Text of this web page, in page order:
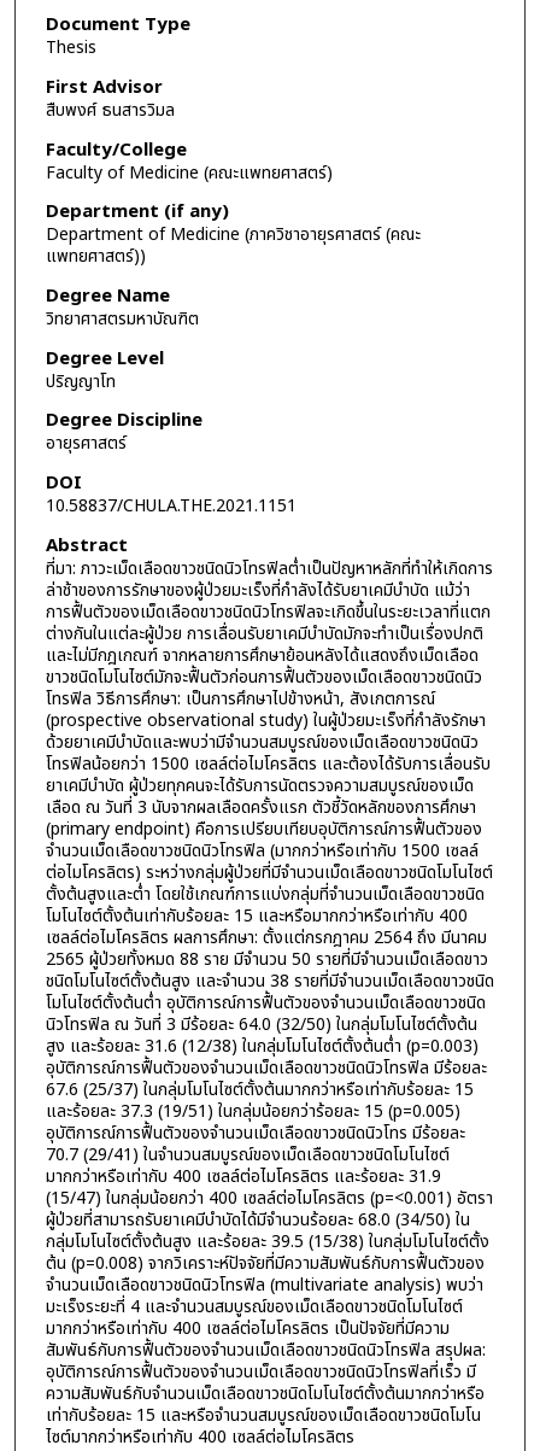
Document Type
Thesis
First Advisor
สืบพงศ์ ธนสารวิมล
Faculty/College
Faculty of Medicine (คณะแพทยศาสตร์)
Department (if any)
Department of Medicine (ภาควิชาอายุรศาสตร์ (คณะ
แพทยศาสตร์))
Degree Name
วิทยาศาสตรมหาบัณฑิต
Degree Level
ปริญญาโท
Degree Discipline
อายุรศาสตร์
DOI
10.58837/CHULA.THE.2021.1151
Abstract
ที่มา: ภาวะเม็ดเลือดขาวชนิดนิวโทรฟิลต่ำเป็นปัญหาหลักที่ทำให้เกิดการ
ล่าช้าของการรักษาของผู้ป่วยมะเร็งที่กำลังได้รับยาเคมีบำบัด แม้ว่า
การฟื้นตัวของเม็ดเลือดขาวชนิดนิวโทรฟิลจะเกิดขึ้นในระยะเวลาที่แตก
ต่างกันในแต่ละผู้ป่วย การเลื่อนรับยาเคมีบำบัดมักจะทำเป็นเรื่องปกติ
และไม่มีกฎเกณฑ์ จากหลายการศึกษาย้อนหลังได้แสดงถึงเม็ดเลือด
ขาวชนิดโมโนไซต์มักจะฟื้นตัวก่อนการฟื้นตัวของเม็ดเลือดขาวชนิดนิว
โทรฟิล วิธีการศึกษา: เป็นการศึกษาไปข้างหน้า, สังเกตการณ์
(prospective observational study) ในผู้ป่วยมะเร็งที่กำลังรักษา
ด้วยยาเคมีบำบัดและพบว่ามีจำนวนสมบูรณ์ของเม็ดเลือดขาวชนิดนิว
โทรฟิลน้อยกว่า 1500 เซลล์ต่อไมโครลิตร และต้องได้รับการเลื่อนรับ
ยาเคมีบำบัด ผู้ป่วยทุกคนจะได้รับการนัดตรวจความสมบูรณ์ของเม็ด
เลือด ณ วันที่ 3 นับจากผลเลือดครั้งแรก ตัวชี้วัดหลักของการศึกษา
(primary endpoint) คือการเปรียบเทียบอุบัติการณ์การฟื้นตัวของ
จำนวนเม็ดเลือดขาวชนิดนิวโทรฟิล (มากกว่าหรือเท่ากับ 1500 เซลล์
ต่อไมโครลิตร) ระหว่างกลุ่มผู้ป่วยที่มีจำนวนเม็ดเลือดขาวชนิดโมโนไซต์
ตั้งต้นสูงและต่ำ โดยใช้เกณฑ์การแบ่งกลุ่มที่จำนวนเม็ดเลือดขาวชนิด
โมโนไซต์ตั้งต้นเท่ากับร้อยละ 15 และหรือมากกว่าหรือเท่ากับ 400
เซลล์ต่อไมโครลิตร ผลการศึกษา: ตั้งแต่กรกฎาคม 2564 ถึง มีนาคม
2565 ผู้ป่วยทั้งหมด 88 ราย มีจำนวน 50 รายที่มีจำนวนเม็ดเลือดขาว
ชนิดโมโนไซต์ตั้งต้นสูง และจำนวน 38 รายที่มีจำนวนเม็ดเลือดขาวชนิด
โมโนไซต์ตั้งต้นต่ำ อุบัติการณ์การฟื้นตัวของจำนวนเม็ดเลือดขาวชนิด
นิวโทรฟิล ณ วันที่ 3 มีร้อยละ 64.0 (32/50) ในกลุ่มโมโนไซต์ตั้งต้น
สูง และร้อยละ 31.6 (12/38) ในกลุ่มโมโนไซต์ตั้งต้นต่ำ (p=0.003)
อุบัติการณ์การฟื้นตัวของจำนวนเม็ดเลือดขาวชนิดนิวโทรฟิล มีร้อยละ
67.6 (25/37) ในกลุ่มโมโนไซต์ตั้งต้นมากกว่าหรือเท่ากับร้อยละ 15
และร้อยละ 37.3 (19/51) ในกลุ่มน้อยกว่าร้อยละ 15 (p=0.005)
อุบัติการณ์การฟื้นตัวของจำนวนเม็ดเลือดขาวชนิดนิวโทร มีร้อยละ
70.7 (29/41) ในจำนวนสมบูรณ์ของเม็ดเลือดขาวชนิดโมโนไซต์
มากกว่าหรือเท่ากับ 400 เซลล์ต่อไมโครลิตร และร้อยละ 31.9
(15/47) ในกลุ่มน้อยกว่า 400 เซลล์ต่อไมโครลิตร (p=<0.001) อัตรา
ผู้ป่วยที่สามารถรับยาเคมีบำบัดได้มีจำนวนร้อยละ 68.0 (34/50) ใน
กลุ่มโมโนไซต์ตั้งต้นสูง และร้อยละ 39.5 (15/38) ในกลุ่มโมโนไซต์ตั้ง
ต้น (p=0.008) จากวิเคราะห์ปัจจัยที่มีความสัมพันธ์กับการฟื้นตัวของ
จำนวนเม็ดเลือดขาวชนิดนิวโทรฟิล (multivariate analysis) พบว่า
มะเร็งระยะที่ 4 และจำนวนสมบูรณ์ของเม็ดเลือดขาวชนิดโมโนไซต์
มากกว่าหรือเท่ากับ 400 เซลล์ต่อไมโครลิตร เป็นปัจจัยที่มีความ
สัมพันธ์กับการฟื้นตัวของจำนวนเม็ดเลือดขาวชนิดนิวโทรฟิล สรุปผล:
อุบัติการณ์การฟื้นตัวของจำนวนเม็ดเลือดขาวชนิดนิวโทรฟิลที่เร็ว มี
ความสัมพันธ์กับจำนวนเม็ดเลือดขาวชนิดโมโนไซต์ตั้งต้นมากกว่าหรือ
เท่ากับร้อยละ 15 และหรือจำนวนสมบูรณ์ของเม็ดเลือดขาวชนิดโมโน
ไซต์มากกว่าหรือเท่ากับ 400 เซลล์ต่อไมโครลิตร